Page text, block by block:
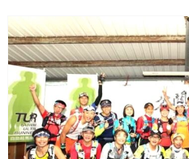
size.